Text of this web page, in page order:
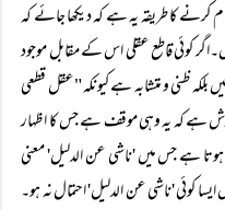
کا طریقہ یہ ہے کہ دیکھا جائے کہ
کوئی قاطع عقلی اس کے مقابل موجود
ظنی و متشابہ ہے کیونکہ "عقل قطعی
ہے کہ یہ وہی موقف ہے جس کا اظہار
ہوتا ہے جس میں 'ناشی عن الدلیل' معنی
کوئی 'ناشی عن الدلیل' احتمال نہ ہو۔